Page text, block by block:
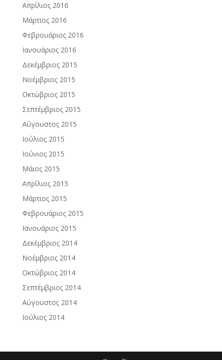
Απρίλιος 2016
Μάρτιος 2016
Φεβρουάριος 2016
Ιανουάριος 2016
Δεκέμβριος 2015
Νοέμβριος 2015
Οκτώβριος 2015
Σεπτέμβριος 2015
Αύγουστος 2015
Ιούλιος 2015
Ιούνιος 2015
Μάιος 2015
Απρίλιος 2015
Μάρτιος 2015
Φεβρουάριος 2015
Ιανουάριος 2015
Δεκέμβριος 2014
Νοέμβριος 2014
Οκτώβριος 2014
Σεπτέμβριος 2014
Αύγουστος 2014
Ιούλιος 2014